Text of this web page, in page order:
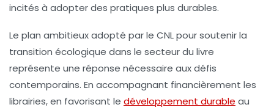
incités à adopter des pratiques plus durables.
Le plan ambitieux adopté par le CNL pour soutenir la
transition écologique dans le secteur du livre
représente une réponse nécessaire aux défis
contemporains. En accompagnant financièrement les
librairies, en favorisant le développement durable au